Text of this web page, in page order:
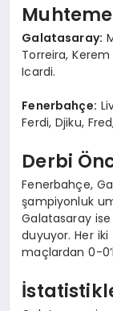
Galatasaray:
Torreira,
Icardi.
Fenerbahçe:
Ferdi, Djiku,
Derbi
Fenerbahçe,
şampiyonluk
Galatasaray
duyuyor. Her iki
maçlardan 0-